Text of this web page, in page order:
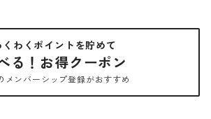
くわくポイントを貯めて
る！お得クーポン
メンバーシップ登録がおすすめ